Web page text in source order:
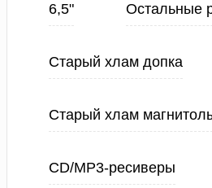
6,5" Остальные
Старый хлам допка
Старый хлам
CD/MP3-ресиверы